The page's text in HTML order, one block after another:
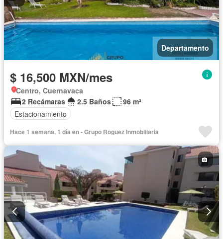
Departamento
$ 16,500 MXN/mes
Centro, Cuernavaca
2 Recámaras
2.5 Baños
96 m²
Estacionamiento
Hace 1 semana, 1 día en - Grupo Roguez Inmobiliaria